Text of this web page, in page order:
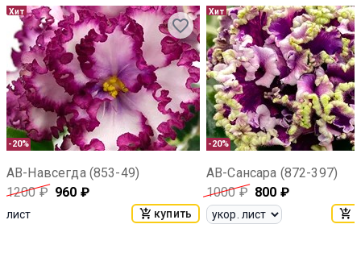
-20%
Хит
АВ-Навсегда (853-49)
1200₽ 960 ₽
лист купить
-20%
Хит
АВ-Сансара (872-397)
1000₽ 800 ₽